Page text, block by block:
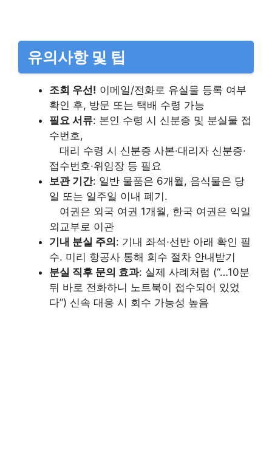
유의사항 및 팁
조회 우선! 이메일/전화로 유실물 등록 여부
확인 후, 방문 또는 택배 수령 가능
필요 서류: 본인 수령 시 신분증 및 분실물 접
수번호,
대리 수령 시 신분증 사본·대리자 신분증·
접수번호·위임장 등 필요
보관 기간: 일반 물품은 6개월, 음식물은 당
일 또는 일주일 이내 폐기.
여권은 외국 여권 1개월, 한국 여권은 익일
외교부로 이관
기내 분실 주의: 기내 좌석·선반 아래 확인 필
수. 미리 항공사 통해 회수 절차 안내받기
분실 직후 문의 효과: 실제 사례처럼 (“…10분
뒤 바로 전화하니 노트북이 접수되어 있었
다”) 신속 대응 시 회수 가능성 높음